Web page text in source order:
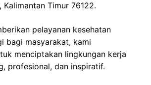
Kalimantan Timur 76122.
pelayanan kesehatan
bagi masyarakat, kami
menciptakan lingkungan kerja
profesional, dan inspiratif.